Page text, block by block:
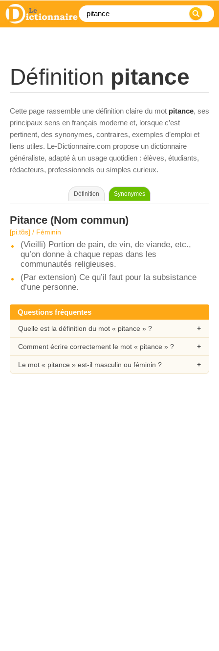
Définition pitance
Cette page rassemble une définition claire du mot pitance, ses
principaux sens en français moderne et, lorsque c’est
pertinent, des synonymes, contraires, exemples d’emploi et
liens utiles. Le-Dictionnaire.com propose un dictionnaire
généraliste, adapté à un usage quotidien : élèves, étudiants,
rédacteurs, professionnels ou simples curieux.
Définition Synonymes
Pitance (Nom commun)
[pi.tɑ̃s] / Féminin
(Vieilli) Portion de pain, de vin, de viande, etc.,
qu’on donne à chaque repas dans les
communautés religieuses.
(Par extension) Ce qu’il faut pour la subsistance
d’une personne.
Questions fréquentes
Quelle est la définition du mot « pitance » ?
Comment écrire correctement le mot « pitance » ?
Le mot « pitance » est-il masculin ou féminin ?